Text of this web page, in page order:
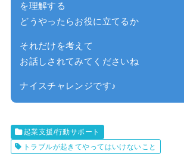
を理解する
どうやったらお役に立てるか
それだけを考えて
お話しされてみてくださいね
ナイスチャレンジです♪
起業支援/行動サポート
トラブルが起きてやってはいけないこと